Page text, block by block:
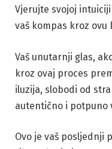
Vjerujte svojoj
vaš kompas kroz ovu
Vaš unutarnji glas,
kroz ovaj proces
iluzija, slobodi od
autentično i potpuno
Ovo je vaš posljednji